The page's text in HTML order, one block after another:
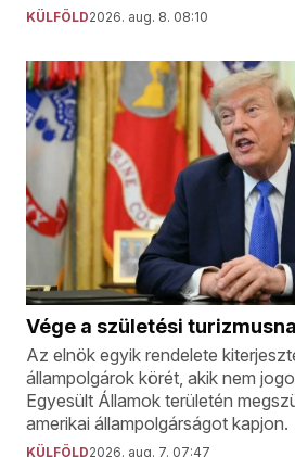
KÜLFÖLD2026. aug. 8. 08:10
Vége a születési
Az elnök egyik rendelete
állampolgárok körét, akik nem
Egyesült Államok területén
amerikai állampolgárságot kapjon.
KÜLFÖLD2026. aug. 7. 07:47